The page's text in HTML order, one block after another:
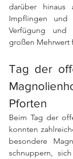
darüber hinaus
Impflingen und
Verfügung
großen Mehrwert
Tag der
Pforten
Beim Tag der
konnten
besondere
schnuppern,